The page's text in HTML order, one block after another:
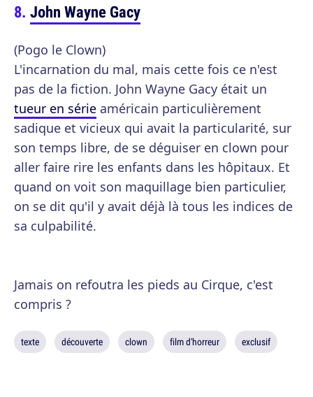
John Wayne Gacy
(Pogo le Clown)
L'incarnation du mal, mais cette fois ce n'est
pas de la fiction. John Wayne Gacy était un
tueur en série américain particulièrement
sadique et vicieux qui avait la particularité, sur
son temps libre, de se déguiser en clown pour
aller faire rire les enfants dans les hôpitaux. Et
quand on voit son maquillage bien particulier,
on se dit qu'il y avait déjà là tous les indices de
sa culpabilité.
Jamais on refoutra les pieds au Cirque, c'est
compris ?
texte découverte clown film d'horreur exclusif